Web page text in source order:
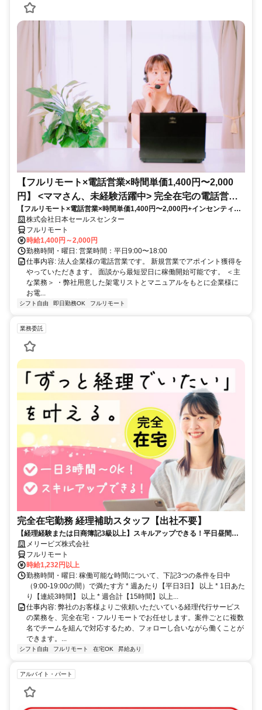
【フルリモート×電話営業×時間単価1,400円〜2,000
円】 <ママさん、未経験活躍中> 完全在宅の電話営業
で家庭と仕事の両立を実現
【フルリモート×電話営業×時間単価1,400円〜2,000円+インセンティブ
あり】 ＜ママさん、未経験活躍中＞ 完全在宅の電話営業で家庭と仕事の
両立を実現
株式会社日本セールスセンター
フルリモート
時給1,400円～2,000円
勤務時間・曜日: 営業時間：平日9:00〜18:00
仕事内容: 法人企業様の電話営業です。 新規営業でアポイント獲得を
やっていただきます。 面談から最短翌日に稼働開始可能です。 ＜主
な業務＞ ・弊社用意した架電リストとマニュアルをもとに企業様に
お電...
シフト自由 即日勤務OK フルリモート
業務委託
完全在宅勤務 経理補助スタッフ【出社不要】
【経理経験または日商簿記3級以上】スキルアップできる！平日昼間３h
～。完全在宅で育児・介護中の方も大歓迎♪
メリービズ株式会社
フルリモート
時給1,232円以上
勤務時間・曜日: 稼働可能な時間について、下記3つの条件を日中
（9:00-19:00の間）で満たす方 * 週あたり【平日3日】 以上 * 1日あた
り【連続3時間】 以上 * 週合計【15時間】以上...
仕事内容: 弊社のお客様よりご依頼いただいている経理代行サービス
の業務を、完全在宅・フルリモートでお任せします。案件ごとに複数
名でチームを組んで対応するため、フォローし合いながら働くことが
できます。...
シフト自由 フルリモート 在宅OK 昇給あり
アルバイト・パート